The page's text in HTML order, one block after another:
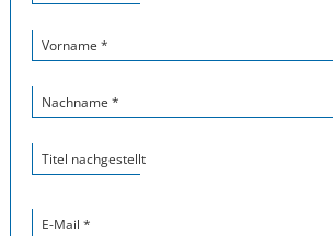
Vorname *
Nachname *
Titel nachgestellt
E-Mail *